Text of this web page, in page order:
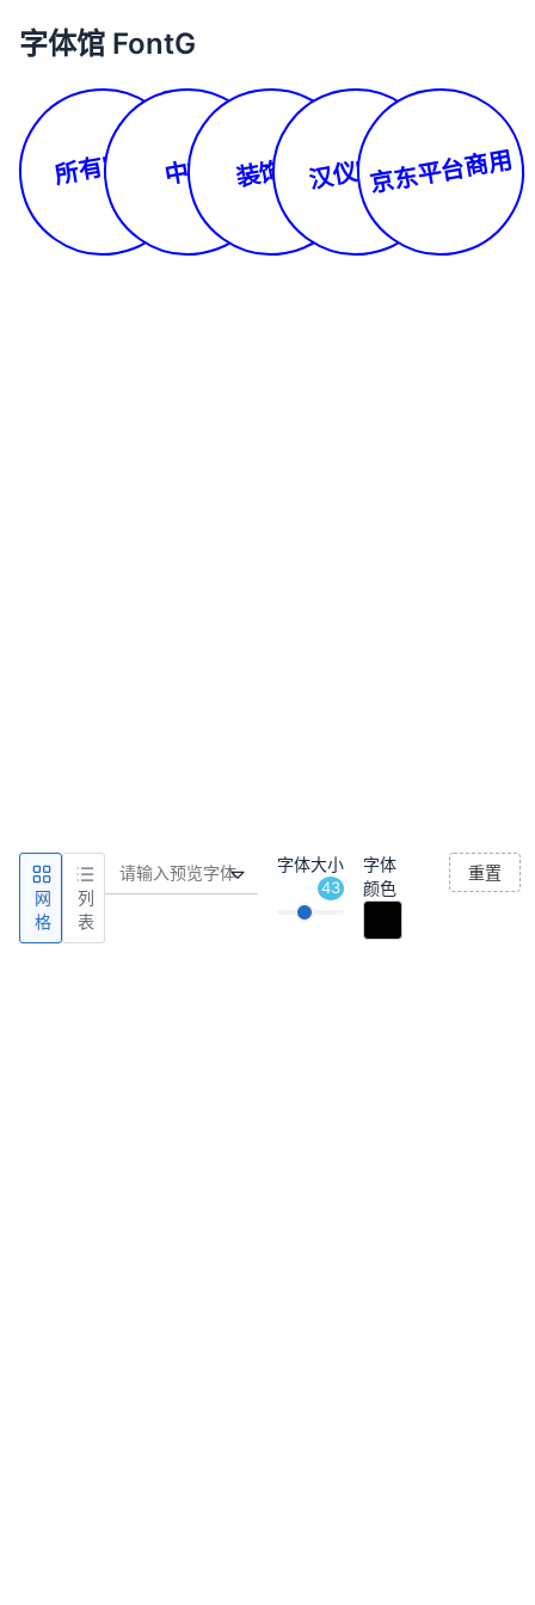
字体馆 FontG
所有字体 中文 装饰体 汉仪字库京东平台商用
网
格
列
表
字体大小
43
字体
颜色
重置